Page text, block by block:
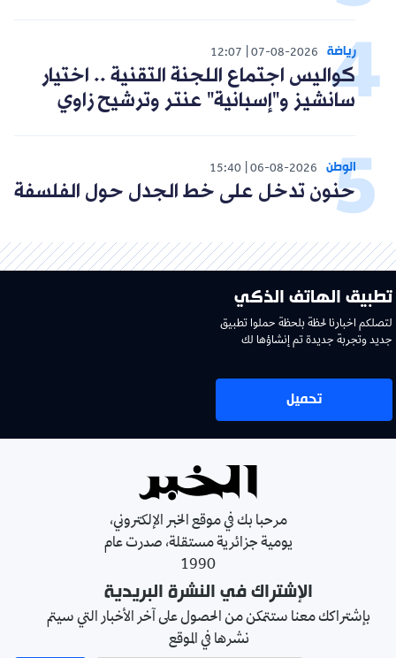
رياضة 07-08-2026
12:07
كواليس اجتماع اللجنة التقنية .. اختيار
سانشيز و"إسبانية" عنتر وترشيح زاوي
الوطن 06-08-2026
15:40
حنون تدخل على خط الجدل حول الفلسفة
تطبيق الهاتف الذكي
لتصلكم اخبارنا لحظة بلحظة حملوا تطبيق
جديد وتجربة جديدة تم إنشاؤها لك
تحميل
مرحبا بك في موقع الخبر الإلكتروني،
يومية جزائرية مستقلة، صدرت عام
1990
الإشتراك في النشرة البريدية
بإشتراكك معنا ستتمكن من الحصول على آخر الأخبار التي سيتم
نشرها في الموقع